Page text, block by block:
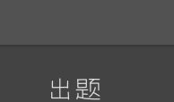
出题